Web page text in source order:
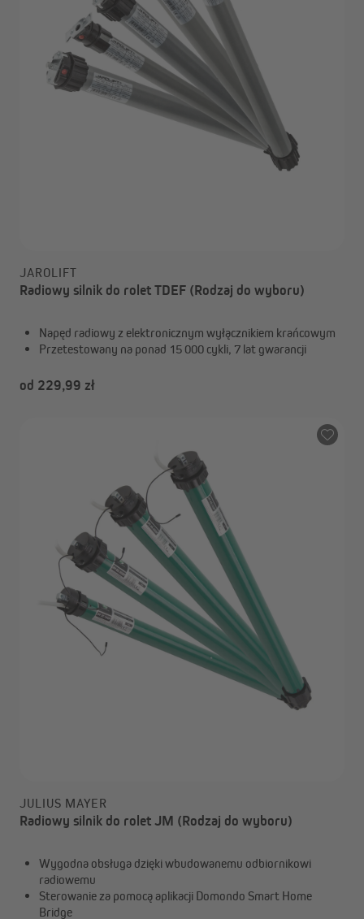
JAROLIFT
Radiowy silnik do rolet TDEF (Rodzaj do wyboru)
Napęd radiowy z elektronicznym wyłącznikiem krańcowym
Przetestowany na ponad 15 000 cykli, 7 lat gwarancji
od 229,99 zł
JULIUS MAYER
Radiowy silnik do rolet JM (Rodzaj do wyboru)
Wygodna obsługa dzięki wbudowanemu odbiornikowi
radiowemu
Sterowanie za pomocą aplikacji Domondo Smart Home
Bridge